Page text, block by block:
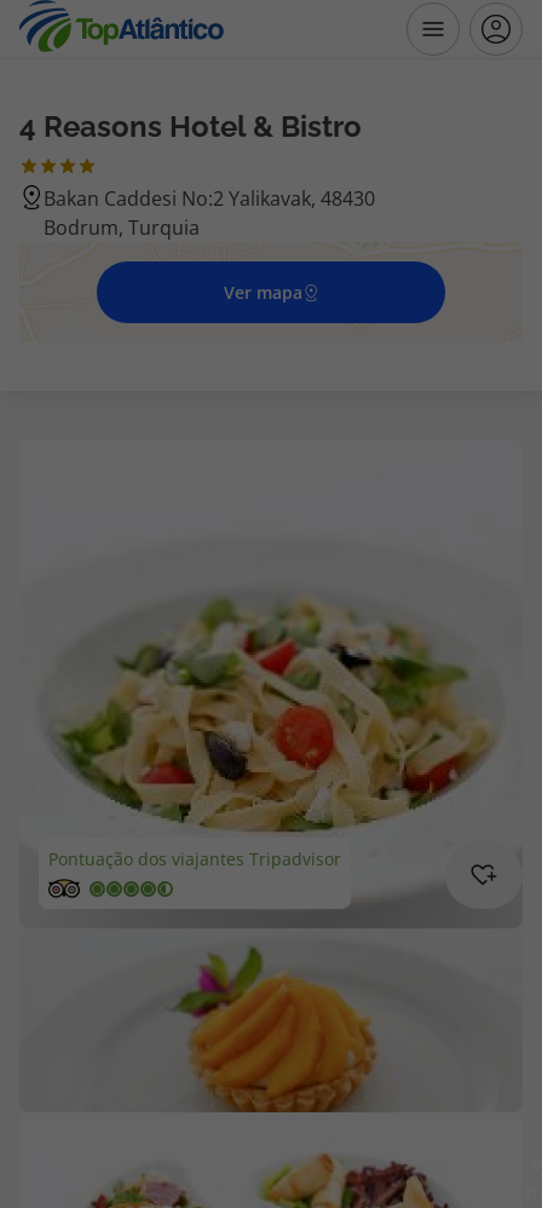
Destinos
Voos
Hotéis
Voos + Hotel
Promoções
Especialistas
Cheque Viagem
Blog TopViagens
Área de Cliente
4 Reasons Hotel & Bistro
Bakan Caddesi No:2 Yalikavak, 48430
Bodrum, Turquia
Ver mapa
Pontuação dos viajantes Tripadvisor